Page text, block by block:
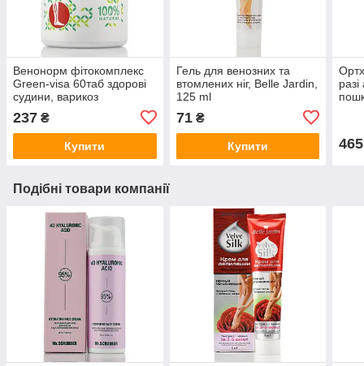
Венонорм фітокомплекс
Green-visa 60таб здорові
судини, варикоз
237 ₴
Купити
Гель для венозних та
втомлених ніг, Belle Jardin,
125 ml
71₴
Купити 465
Подібні товари компанії